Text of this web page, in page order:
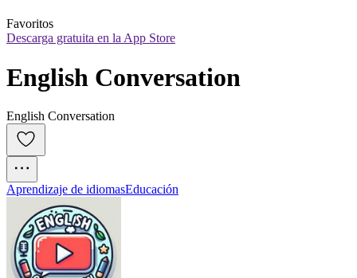
Favoritos
Descarga gratuita en la App Store
English Conversation
English Conversation
Aprendizaje de idiomasEducación